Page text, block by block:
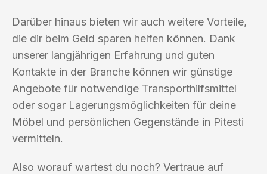
Darüber hinaus bieten wir auch weitere Vorteile,
die dir beim Geld sparen helfen können. Dank
unserer langjährigen Erfahrung und guten
Kontakte in der Branche können wir günstige
Angebote für notwendige Transporthilfsmittel
oder sogar Lagerungsmöglichkeiten für deine
Möbel und persönlichen Gegenstände in Pitesti
vermitteln.
Also worauf wartest du noch? Vertraue auf